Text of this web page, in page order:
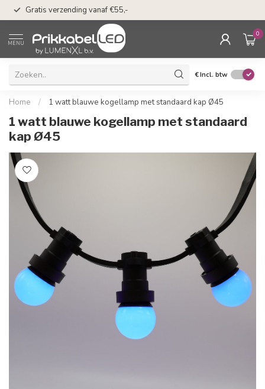
Gratis verzending vanaf €55,-
MENU
0
€Incl. btw
Home / 1 watt blauwe kogellamp met standaard kap Ø45
1 watt blauwe kogellamp met standaard
kap Ø45